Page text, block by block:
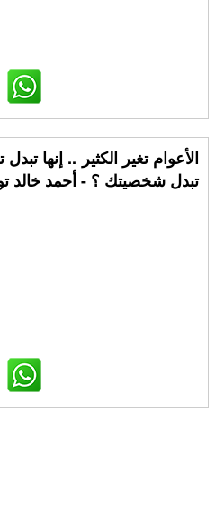
الأعوام تغير الكثير .. إنها
تبدل شخصيتك ؟ - أحمد خالد